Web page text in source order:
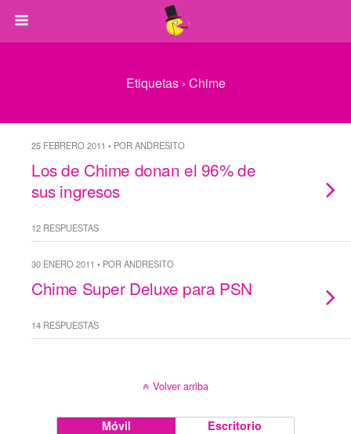
Etiquetas › Chime
25 FEBRERO 2011 • POR ANDRESITO
Los de Chime donan el 96% de
sus ingresos
12 RESPUESTAS
30 ENERO 2011 • POR ANDRESITO
Chime Super Deluxe para PSN
14 RESPUESTAS
Volver arriba
Móvil Escritorio